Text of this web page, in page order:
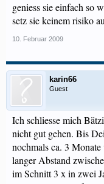
geniess sie einfach so
setz sie keinem risiko
10. Februar 2009
karin66
Guest
Ich schliesse mich
nicht gut gehen. Bis
nochmals ca. 3
langer Abstand
im Schnitt 3 x in zwei